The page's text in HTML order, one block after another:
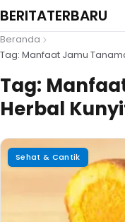
BERITATERBARU
Beranda
Tag: Manfaat Jamu
Tag:
Herbal
Sehat & Cantik